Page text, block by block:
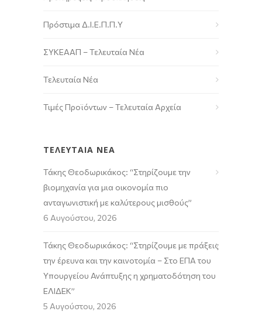
Πρόστιμα Δ.Ι.Ε.Π.Π.Υ
ΣΥΚΕΑΑΠ – Τελευταία Νέα
Τελευταία Νέα
Τιμές Προϊόντων – Τελευταία Αρχεία
ΤΕΛΕΥΤΑΙΑ ΝΕΑ
Τάκης Θεοδωρικάκος: “Στηρίζουμε την
βιομηχανία για μια οικονομία πιο
ανταγωνιστική με καλύτερους μισθούς”
6 Αυγούστου, 2026
Τάκης Θεοδωρικάκος: “Στηρίζουμε με πράξεις
την έρευνα και την καινοτομία – Στο ΕΠΑ του
Υπουργείου Ανάπτυξης η χρηματοδότηση του
ΕΛΙΔΕΚ”
5 Αυγούστου, 2026